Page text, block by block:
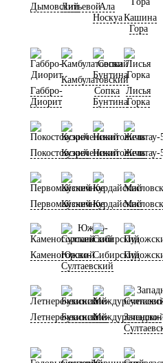
ДымовскийЛитьевойАла
НоскуаКашина
Гора
Габбро-
Диорит
Камбулатовский
Сопка
Бунтина
Лисья
Горка
ПокостовскийКузреченскийНикитовичи
Жельтау-
Первомайский
КузнечноеКурдайский
Каменогорский
Южно-
Султаевский
Сибирский
Летнереченский
Букинский
Западно-